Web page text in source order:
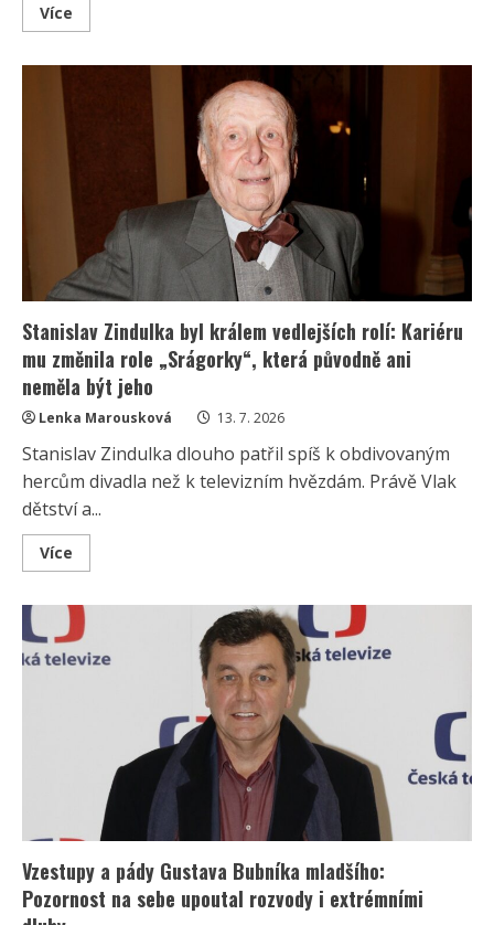
Více
more
Československo:
skrývali
až
do
posledního
dílu
Stanislav Zindulka byl králem vedlejších rolí: Kariéru
mu změnila role „Srágorky“, která původně ani
neměla být jeho
Lenka Marousková 13. 7. 2026
Stanislav Zindulka dlouho patřil spíš k obdivovaným
hercům divadla než k televizním hvězdám. Právě Vlak
dětství a...
Více
more
Zindulka
byl
králem
vedlejších
„Srágorky“,
původně
neměla
jeho
Vzestupy a pády Gustava Bubníka mladšího:
Pozornost na sebe upoutal rozvody i extrémními